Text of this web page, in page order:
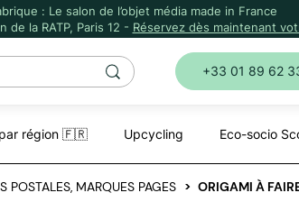
: Le salon de l’objet média made in France
la RATP, Paris 12 - Réservez dès maintenant
+33 01 89 62
par région 🇫🇷 Upcycling Eco-socio
MARQUES PAGES ORIGAMI À